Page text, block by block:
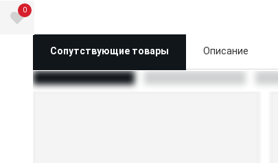
0
Сопутствующие товары Описание